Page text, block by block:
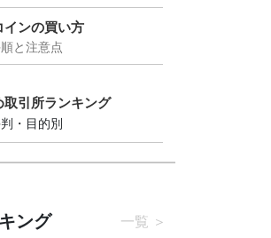
インの買い方
と注意点
取引所ランキング
・目的別
ング 一覧